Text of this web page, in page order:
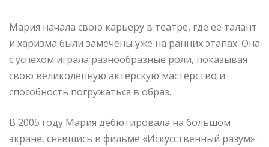
Мария начала свою карьеру в театре, где ее талант
и харизма были замечены уже на ранних этапах. Она
с успехом играла разнообразные роли, показывая
свою великолепную актерскую мастерство и
способность погружаться в образ.
В 2005 году Мария дебютировала на большом
экране, снявшись в фильме «Искусственный разум».